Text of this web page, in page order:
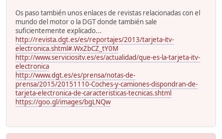
Os paso también unos enlaces de revistas relacionadas con el
mundo del motor o la DGT donde también sale
suficientemente explicado...
http://revista.dgt.es/es/reportajes/2013/tarjeta-itv-
electronica.shtml#.WxZbCZ_tY0M
http://www.serviciositv.es/es/actualidad/que-es-la-tarjeta-itv-
electronica
http://www.dgt.es/es/prensa/notas-de-
prensa/2015/20151110-Coches-y-camiones-dispondran-de-
tarjeta-electronica-de-caracteristicas-tecnicas.shtml
https://goo.gl/images/bgLNQw